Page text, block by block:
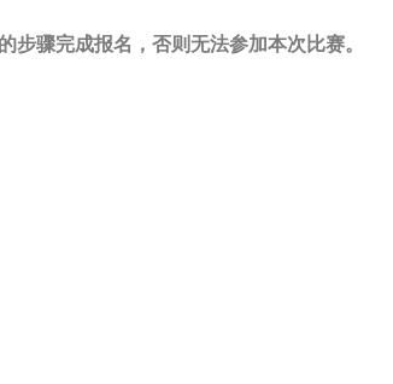
骤完成报名，否则无法参加本次比赛。